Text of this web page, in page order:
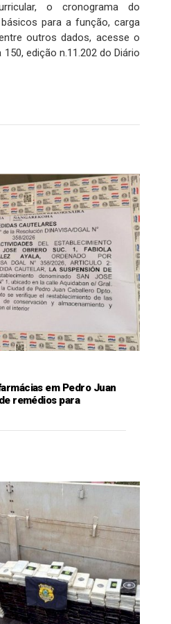
o cronograma do
para a função, carga
outros dados, acesse o
edição n.11.202 do Diário
em Pedro Juan
remédios para